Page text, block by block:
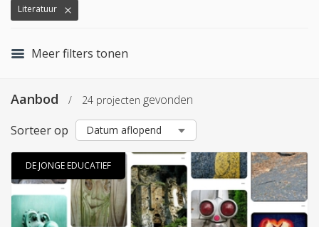
Literatuur
Meer filters tonen
Zoeken in projecten
Een specifieke aanbieder
Aanbod / 24 projecten gevonden
Sorteer op
DE JONGE EDUCATIEF